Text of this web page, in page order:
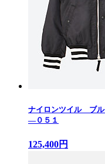
ナイロンツイル ブ
—０５１
125,400円